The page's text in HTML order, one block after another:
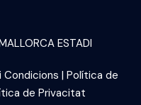
ESTADI
Condicions | Política de
de Privacitat